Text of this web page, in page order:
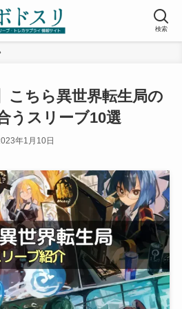
検索
こちら異世界転生局の
うスリーブ10選
年1月10日